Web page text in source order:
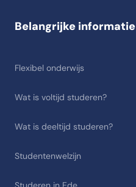
Belangrijke informatie
Flexibel onderwijs
Wat is voltijd studeren?
Wat is deeltijd studeren?
Studentenwelzijn